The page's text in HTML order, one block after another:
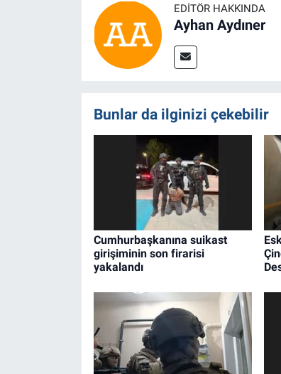
EDITÖR HAKKINDA
Ayhan Aydıner
Bunlar da ilginizi çekebilir
Cumhurbaşkanına suikast
girişiminin son firarisi
yakalandı